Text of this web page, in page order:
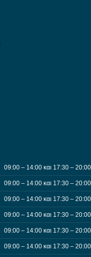
09:00 – 14:00 και 17:30 – 20:00
09:00 – 14:00 και 17:30 – 20:00
09:00 – 14:00 και 17:30 – 20:00
09:00 – 14:00 και 17:30 – 20:00
09:00 – 14:00 και 17:30 – 20:00
09:00 – 14:00 και 17:30 – 20:00